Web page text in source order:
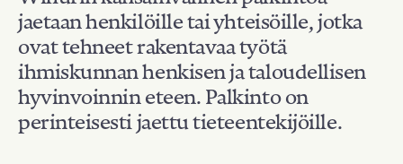
jaetaan henkilöille tai yhteisöille, jotka
ovat tehneet rakentavaa työtä
ihmiskunnan henkisen ja taloudellisen
hyvinvoinnin eteen. Palkinto on
perinteisesti jaettu tieteentekijöille.